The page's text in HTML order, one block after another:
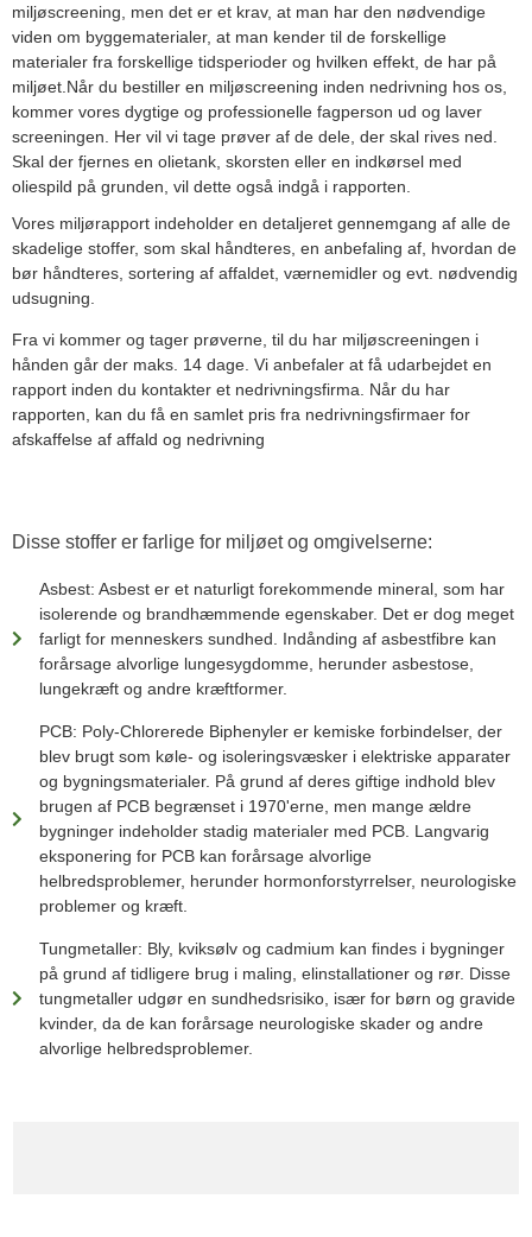
miljøscreening, men det er et krav, at man har den nødvendige
viden om byggematerialer, at man kender til de forskellige
materialer fra forskellige tidsperioder og hvilken effekt, de har på
miljøet.Når du bestiller en miljøscreening inden nedrivning hos os,
kommer vores dygtige og professionelle fagperson ud og laver
screeningen. Her vil vi tage prøver af de dele, der skal rives ned.
Skal der fjernes en olietank, skorsten eller en indkørsel med
oliespild på grunden, vil dette også indgå i rapporten.
Vores miljørapport indeholder en detaljeret gennemgang af alle de
skadelige stoffer, som skal håndteres, en anbefaling af, hvordan de
bør håndteres, sortering af affaldet, værnemidler og evt. nødvendig
udsugning.
Fra vi kommer og tager prøverne, til du har miljøscreeningen i
hånden går der maks. 14 dage. Vi anbefaler at få udarbejdet en
rapport inden du kontakter et nedrivningsfirma. Når du har
rapporten, kan du få en samlet pris fra nedrivningsfirmaer for
afskaffelse af affald og nedrivning
Disse stoffer er farlige for miljøet og omgivelserne:
Asbest: Asbest er et naturligt forekommende mineral, som har
isolerende og brandhæmmende egenskaber. Det er dog meget
farligt for menneskers sundhed. Indånding af asbestfibre kan
forårsage alvorlige lungesygdomme, herunder asbestose,
lungekræft og andre kræftformer.
PCB: Poly-Chlorerede Biphenyler er kemiske forbindelser, der
blev brugt som køle- og isoleringsvæsker i elektriske apparater
og bygningsmaterialer. På grund af deres giftige indhold blev
brugen af PCB begrænset i 1970'erne, men mange ældre
bygninger indeholder stadig materialer med PCB. Langvarig
eksponering for PCB kan forårsage alvorlige
helbredsproblemer, herunder hormonforstyrrelser, neurologiske
problemer og kræft.
Tungmetaller: Bly, kviksølv og cadmium kan findes i bygninger
på grund af tidligere brug i maling, elinstallationer og rør. Disse
tungmetaller udgør en sundhedsrisiko, især for børn og gravide
kvinder, da de kan forårsage neurologiske skader og andre
alvorlige helbredsproblemer.